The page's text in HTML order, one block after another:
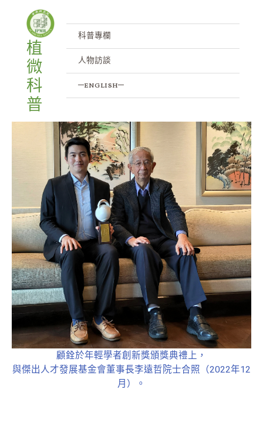
植
微
科
普
科普專欄
人物訪談
─english─
顧銓老師 (Dr. Chuan Ku) 實驗室介紹
人物訪談 / 作者:IPMB
顧銓於年輕學者創新獎頒獎典禮上，
與傑出人才發展基金會董事長李遠哲院士合照（2022年12
月）。